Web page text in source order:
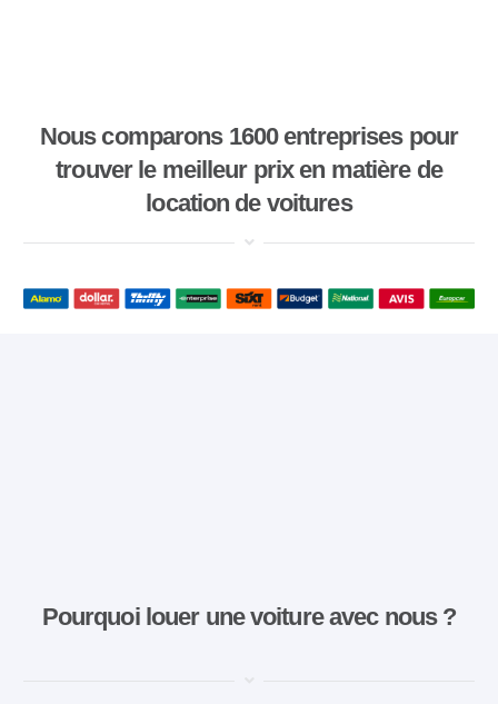
Nous comparons 1600 entreprises pour
trouver le meilleur prix en matière de
location de voitures
Pourquoi louer une voiture avec nous ?